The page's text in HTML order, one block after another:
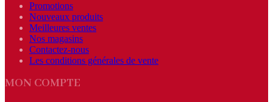
Promotions
Nouveaux produits
Meilleures ventes
Nos magasins
Contactez-nous
Les conditions générales de vente
MON COMPTE